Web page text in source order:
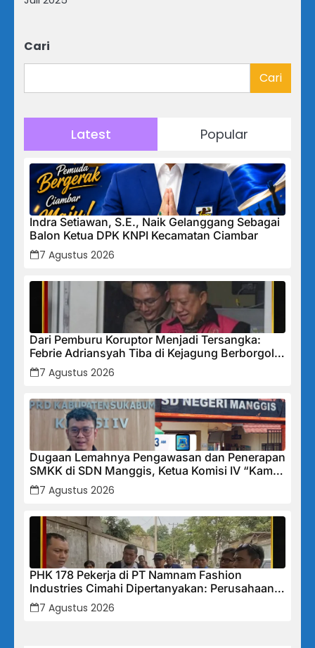
Cari
Cari
Latest Popular
Indra Setiawan, S.E., Naik Gelanggang Sebagai
Balon Ketua DPK KNPI Kecamatan Ciambar
7 Agustus 2026
Dari Pemburu Koruptor Menjadi Tersangka:
Febrie Adriansyah Tiba di Kejagung Berborgol,
Bawa Map Biru dan Senyum Penuh Teka-teki
7 Agustus 2026
Dugaan Lemahnya Pengawasan dan Penerapan
SMKK di SDN Manggis, Ketua Komisi IV “Kami
Tidak Akan Segan Menindak”
7 Agustus 2026
PHK 178 Pekerja di PT Namnam Fashion
Industries Cimahi Dipertanyakan: Perusahaan
Klaim Rugi, Laporan Keuangan Justru
Tunjukkan Penurunan Laba.
7 Agustus 2026